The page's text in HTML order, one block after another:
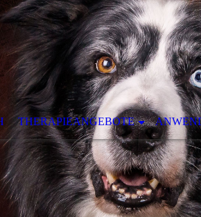
THERAPIEANGEBOTE